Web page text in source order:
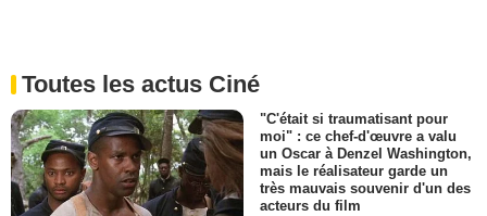
Toutes les actus Ciné
"C'était si traumatisant pour
moi" : ce chef-d'œuvre a valu
un Oscar à Denzel Washington,
mais le réalisateur garde un
très mauvais souvenir d'un des
acteurs du film